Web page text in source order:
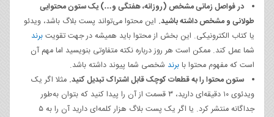
در فواصل زمانی مشخص (روزانه، هفتگی و…) یک ستون محتوایی
طولانی و مشخص داشته باشید. این محتوا می‌تواند پست بلاگ باشد، ویدئو
یا کتاب الکترونیکی. این بخش از محتوا باید همیشه در جهت تقویتبرند
شما عمل کند. ممکن است هر روز درباره نکته متفاوتی بنویسید اما مهم آن
است که مفهوم محتوا بابرند شخصی شما پیوند داشته باشد.
ستون محتوا را به قطعات کوچک قابل اشتراک تبدیل کنید. مثلا اگر یک
ویدئوی ۱۰ دقیقه‌ای دارید، ۳ قسمت از آن را پیدا کنید که بتوان به‌طور
جداگانه منتشر کرد. یا اگر یک پست بلاگ هزار کلمه‌ای دارید آن را به ۵